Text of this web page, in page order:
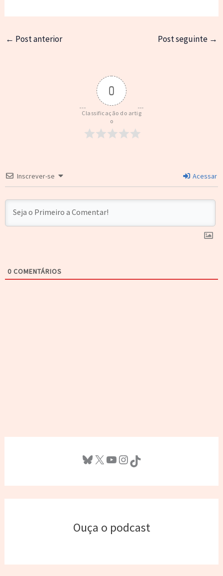
← Post anterior Post seguinte →
0
Classificação do artig
o
Inscrever-se Acessar
0 COMENTÁRIOS
Bluesky X Youtube InstagramTikTok
Ouça o podcast